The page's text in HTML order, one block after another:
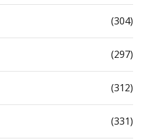
(304)
(297)
(312)
(331)